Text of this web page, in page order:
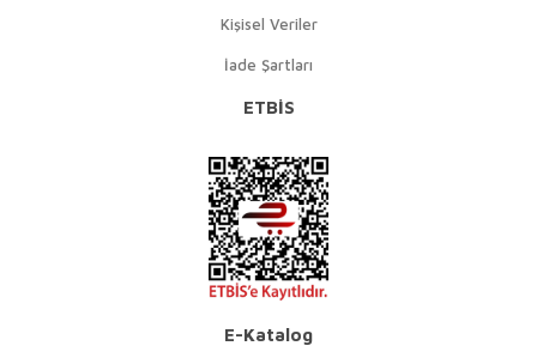
Kişisel Veriler
İade Şartları
ETBİS
E-Katalog